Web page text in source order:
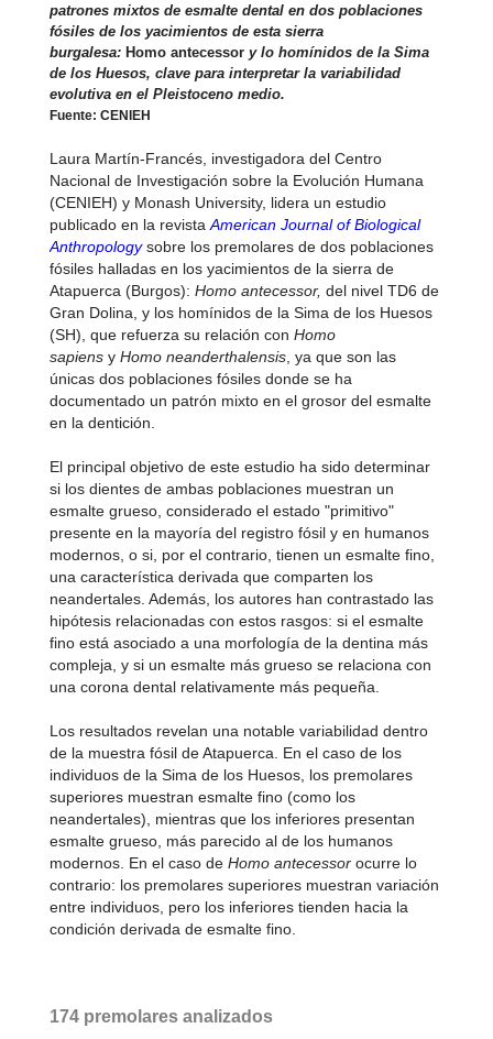
patrones mixtos de esmalte dental en dos poblaciones
fósiles de los yacimientos de esta sierra
burgalesa: Homo antecessor y lo homínidos de la Sima
de los Huesos, clave para interpretar la variabilidad
evolutiva en el Pleistoceno medio.
Fuente: CENIEH
Laura Martín-Francés, investigadora del Centro
Nacional de Investigación sobre la Evolución Humana
(CENIEH) y Monash University, lidera un estudio
publicado en la revista American Journal of Biological
Anthropologysobre los premolares de dos poblaciones
fósiles halladas en los yacimientos de la sierra de
Atapuerca (Burgos): Homo antecessor, del nivel TD6 de
Gran Dolina, y los homínidos de la Sima de los Huesos
(SH), que refuerza su relación con Homo
sapiensyHomo neanderthalensis, ya que son las
únicas dos poblaciones fósiles donde se ha
documentado un patrón mixto en el grosor del esmalte
en la dentición.
El principal objetivo de este estudio ha sido determinar
si los dientes de ambas poblaciones muestran un
esmalte grueso, considerado el estado "primitivo"
presente en la mayoría del registro fósil y en humanos
modernos, o si, por el contrario, tienen un esmalte fino,
una característica derivada que comparten los
neandertales. Además, los autores han contrastado las
hipótesis relacionadas con estos rasgos: si el esmalte
fino está asociado a una morfología de la dentina más
compleja, y si un esmalte más grueso se relaciona con
una corona dental relativamente más pequeña.
Los resultados revelan una notable variabilidad dentro
de la muestra fósil de Atapuerca. En el caso de los
individuos de la Sima de los Huesos, los premolares
superiores muestran esmalte fino (como los
neandertales), mientras que los inferiores presentan
esmalte grueso, más parecido al de los humanos
modernos. En el caso de Homo antecessorocurre lo
contrario: los premolares superiores muestran variación
entre individuos, pero los inferiores tienden hacia la
condición derivada de esmalte fino.
174 premolares analizados